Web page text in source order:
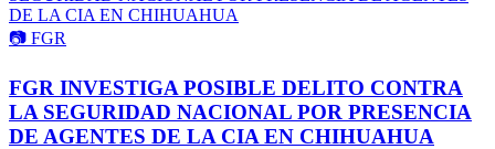
📷 FGR
FGR INVESTIGA POSIBLE DELITO CONTRA
LA SEGURIDAD NACIONAL POR PRESENCIA
DE AGENTES DE LA CIA EN CHIHUAHUA